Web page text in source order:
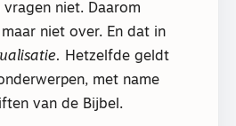
niet. Daarom
niet over. En dat in
Hetzelfde geldt
met name
van de Bijbel.